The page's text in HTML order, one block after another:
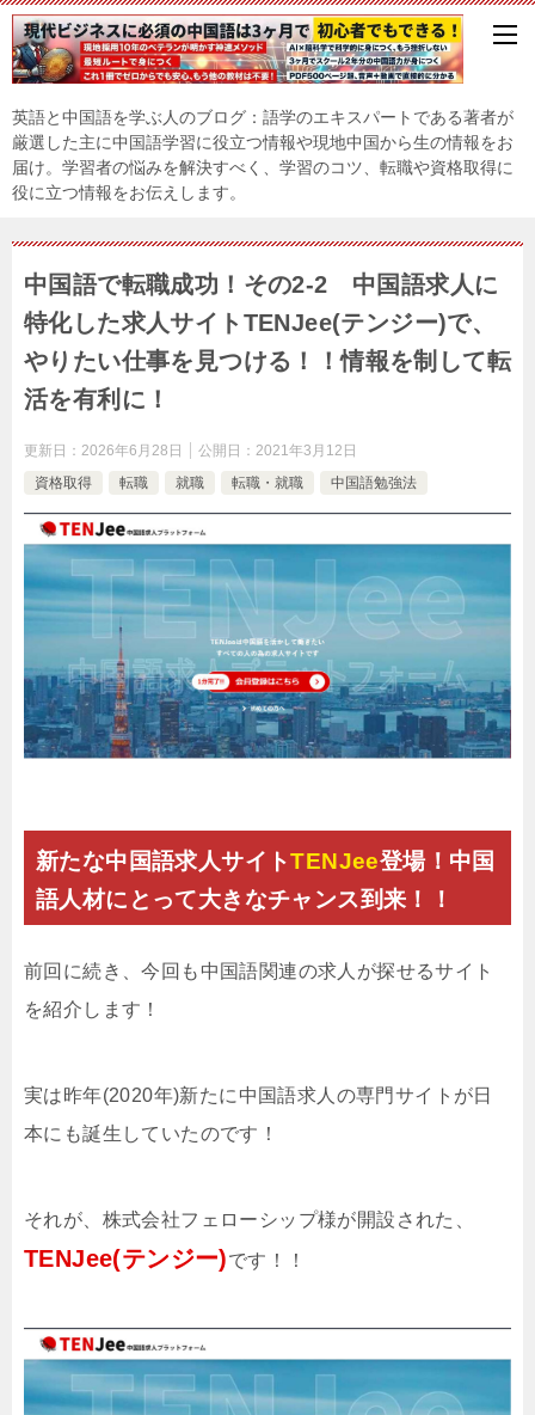
英語と中国語を学ぶ人のブログ：語学のエキスパートである著者が
厳選した主に中国語学習に役立つ情報や現地中国から生の情報をお
届け。学習者の悩みを解決すべく、学習のコツ、転職や資格取得に
役に立つ情報をお伝えします。
中国語で転職成功！その2-2 中国語求人に
特化した求人サイトTENJee(テンジー)で、
やりたい仕事を見つける！！情報を制して転
活を有利に！
更新日： 2026年6月28日 公開日： 2021年3月12日
資格取得
転職 就職 転職・就職 中国語勉強法
新たな中国語求人サイトTENJee登場！中国
語人材にとって大きなチャンス到来！！
前回に続き、今回も中国語関連の求人が探せるサイト
を紹介します！
実は昨年(2020年)新たに中国語求人の専門サイトが日
本にも誕生していたのです！
それが、株式会社フェローシップ様が開設された、
TENJee(テンジー)です！！